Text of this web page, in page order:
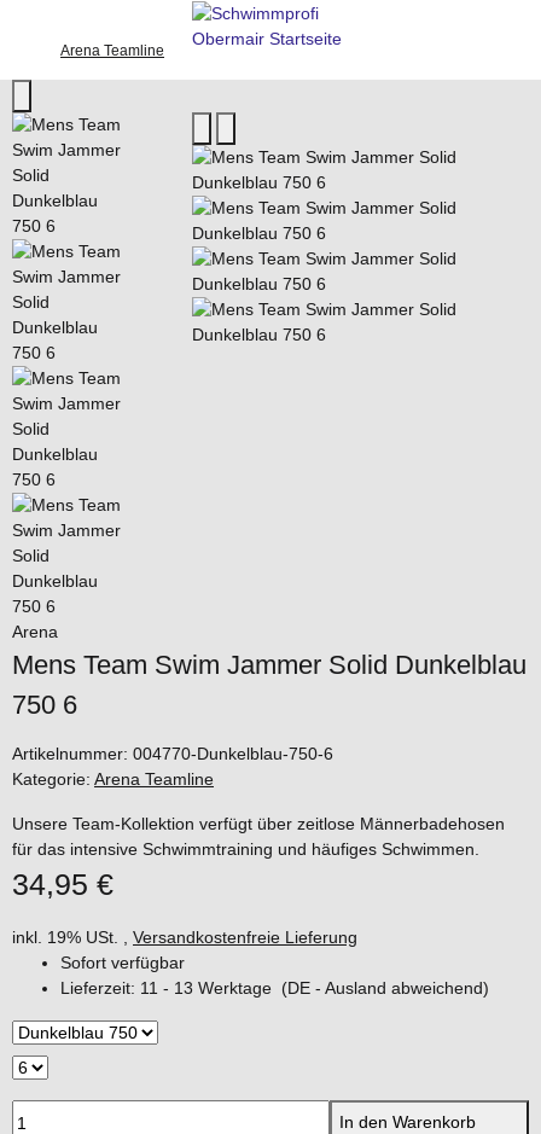
Arena Teamline
Arena
Mens Team Swim Jammer Solid Dunkelblau
750 6
Artikelnummer: 004770-Dunkelblau-750-6
Kategorie: Arena Teamline
Unsere Team-Kollektion verfügt über zeitlose Männerbadehosen
für das intensive Schwimmtraining und häufiges Schwimmen.
34,95 €
inkl. 19% USt. , Versandkostenfreie Lieferung
Sofort verfügbar
Lieferzeit: 11 - 13 Werktage (DE - Ausland abweichend)
In den Warenkorb